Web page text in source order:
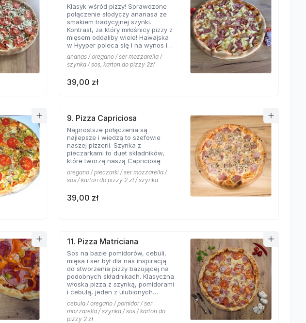
Klasyk wśród pizzy! Sprawdzone
połączenie słodyczy ananasa ze
smakiem tradycyjnej szynki.
Kontrast, za który miłośnicy pizzy z
mięsem oddaliby wiele! Hawajska
w Hyyper poleca się i na wynos i
na miejscu!
ananas / oregano / ser mozzarella /
szynka / sos, karton do pizzy 2zł
39,00 zł
9. Pizza Capriciosa
Najprostsze połączenia są
najlepsze i wiedzą to szefowie
naszej pizzerii. Szynka z
pieczarkami to duet składników,
które tworzą naszą Capriciosę
oregano / pieczarki / ser mozzarella /
sos / karton do pizzy 2 zł / szynka
39,00 zł
11. Pizza Matriciana
Sos na bazie pomidorów, cebuli,
mięsa i ser był dla nas inspiracją
do stworzenia pizzy bazującej na
podobnych składnikach. Klasyczna
włoska pizza z szynką, pomidorami
i cebulą, jeden z ulubionych
smaków klientów Hyyper!
cebula / oregano / pomidor / ser
mozzarella / szynka / sos / karton do
pizzy 2 zł